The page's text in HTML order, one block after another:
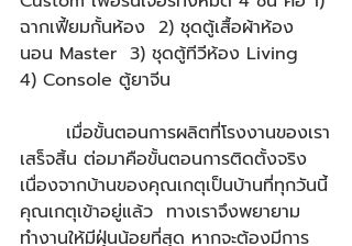
ฉากเฟี้ยมกั้นห้อง  2) ชุดตู้เสื้อผ้าห้อง
นอน Master  3) ชุดตู้ทีวีห้อง Living
4) Console ตู้ยาจีน ​
เสร็จสิ้น ต่อมาคือขั้นตอนการติดตั้งจริง
เนื่องจากบ้านของคุณเกตุเป็นบ้านที่ทุกวันนี้
คุณเกตุเข้าอยู่แล้ว  ทางเราจึงพยายาม
ทำงานให้มีฝุ่นน้อยที่สุด หากจะต้องมีการ